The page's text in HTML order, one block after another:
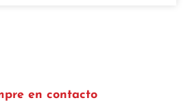
en contacto